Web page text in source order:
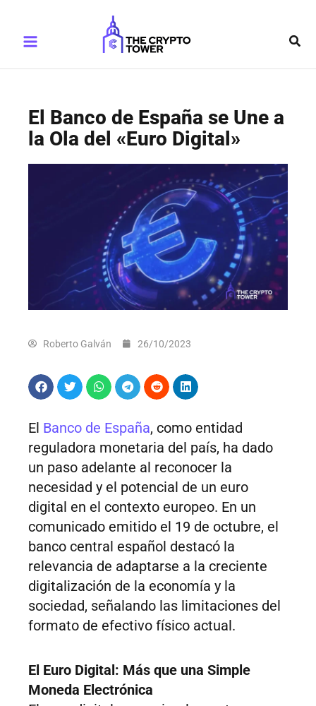
contenido
Menu
El Banco de España se Une a
la Ola del «Euro Digital»
Roberto Galván 26/10/2023
El Banco de España, como entidad
reguladora monetaria del país, ha dado
un paso adelante al reconocer la
necesidad y el potencial de un euro
digital en el contexto europeo. En un
comunicado emitido el 19 de octubre, el
banco central español destacó la
relevancia de adaptarse a la creciente
digitalización de la economía y la
sociedad, señalando las limitaciones del
formato de efectivo físico actual.
El Euro Digital: Más que una Simple
Moneda Electrónica